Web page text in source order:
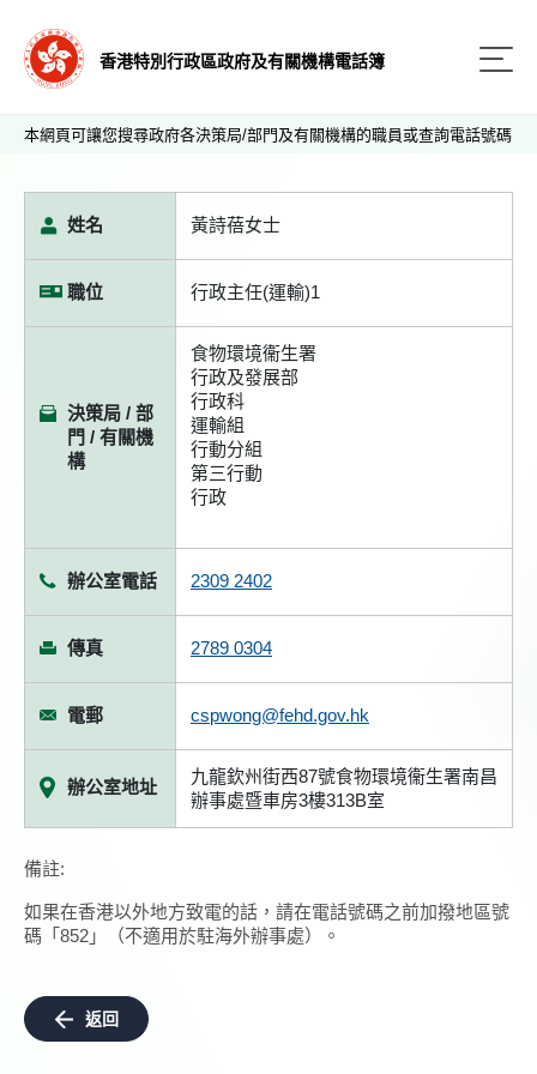
香港特別行政區政府及有關機構電話簿
本網頁可讓您搜尋政府各決策局/部門及有關機構的職員或查詢電話號碼
姓名 黃詩蓓女士
職位 行政主任(運輸)1
決策局 / 部
門 / 有關機
構
食物環境衞生署
行政及發展部
行政科
運輸組
行動分組
第三行動
行政
辦公室電話 2309 2402
傳真 2789 0304
電郵 cspwong@fehd.gov.hk
辦公室地址
九龍欽州街西87號食物環境衞生署南昌
辦事處暨車房3樓313B室
備註:
如果在香港以外地方致電的話，請在電話號碼之前加撥地區號
碼「852」（不適用於駐海外辦事處）。
返回